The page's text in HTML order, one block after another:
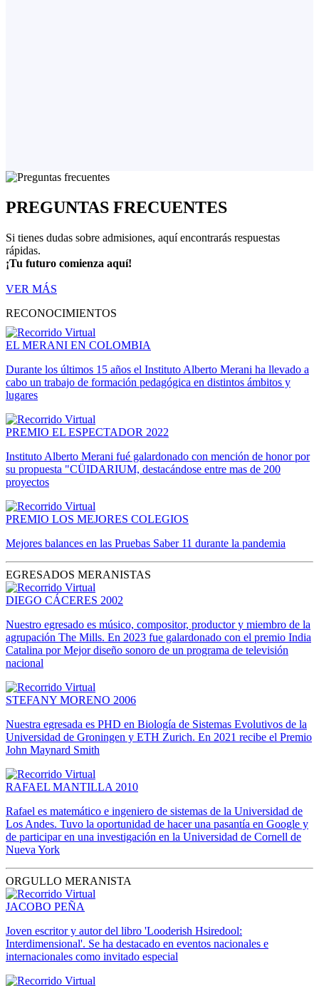
PREGUNTAS FRECUENTES
Si tienes dudas sobre admisiones, aquí encontrarás respuestas
rápidas.
¡Tu futuro comienza aquí!
VER MÁS
RECONOCIMIENTOS
EL MERANI EN COLOMBIA
Durante los últimos 15 años el Instituto Alberto Merani ha llevado a
cabo un trabajo de formación pedagógica en distintos ámbitos y
lugares
PREMIO EL ESPECTADOR 2022
Instituto Alberto Merani fué galardonado con mención de honor por
su propuesta "CÜIDARIUM, destacándose entre mas de 200
proyectos
PREMIO LOS MEJORES COLEGIOS
Mejores balances en las Pruebas Saber 11 durante la pandemia
EGRESADOS MERANISTAS
DIEGO CÁCERES 2002
Nuestro egresado es músico, compositor, productor y miembro de la
agrupación The Mills. En 2023 fue galardonado con el premio India
Catalina por Mejor diseño sonoro de un programa de televisión
nacional
STEFANY MORENO 2006
Nuestra egresada es PHD en Biología de Sistemas Evolutivos de la
Universidad de Groningen y ETH Zurich. En 2021 recibe el Premio
John Maynard Smith
RAFAEL MANTILLA 2010
Rafael es matemático e ingeniero de sistemas de la Universidad de
Los Andes. Tuvo la oportunidad de hacer una pasantía en Google y
de participar en una investigación en la Universidad de Cornell de
Nueva York
ORGULLO MERANISTA
JACOBO PEÑA
Joven escritor y autor del libro 'Looderish Hsiredool:
Interdimensional'. Se ha destacado en eventos nacionales e
internacionales como invitado especial